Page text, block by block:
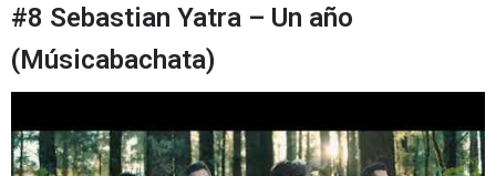
#8 Sebastian Yatra – Un año
(Músicabachata)